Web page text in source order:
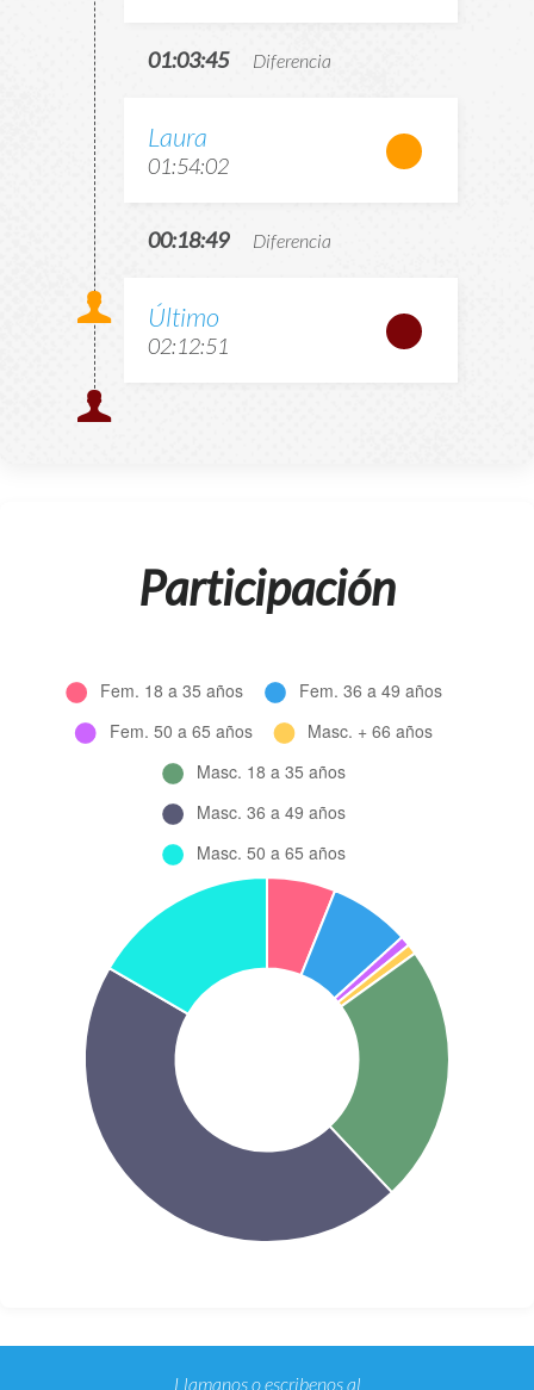
01:03:45 Diferencia
Laura
01:54:02
00:18:49 Diferencia
Último
02:12:51
Participación
Llamanos o escribenos al